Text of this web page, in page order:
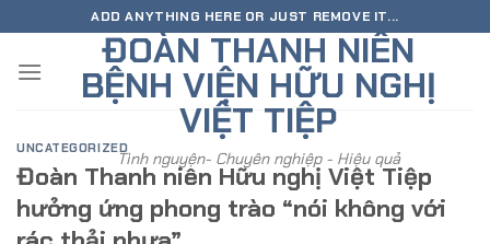
to
content
ADD ANYTHING HERE OR JUST REMOVE IT...
ĐOÀN THANH NIÊN
BỆNH VIỆN HỮU NGHỊ
VIỆT TIỆP
Tình nguyện- Chuyên nghiệp - Hiệu quả
UNCATEGORIZED
Đoàn Thanh niên Hữu nghị Việt Tiệp
hưởng ứng phong trào “nói không với